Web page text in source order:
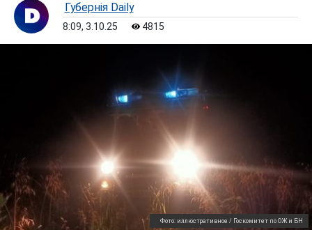
Губернiя Daily
8:09, 3.10.25 4815
Фото: иллюстративное / Госкомитет по ОЖ и БН